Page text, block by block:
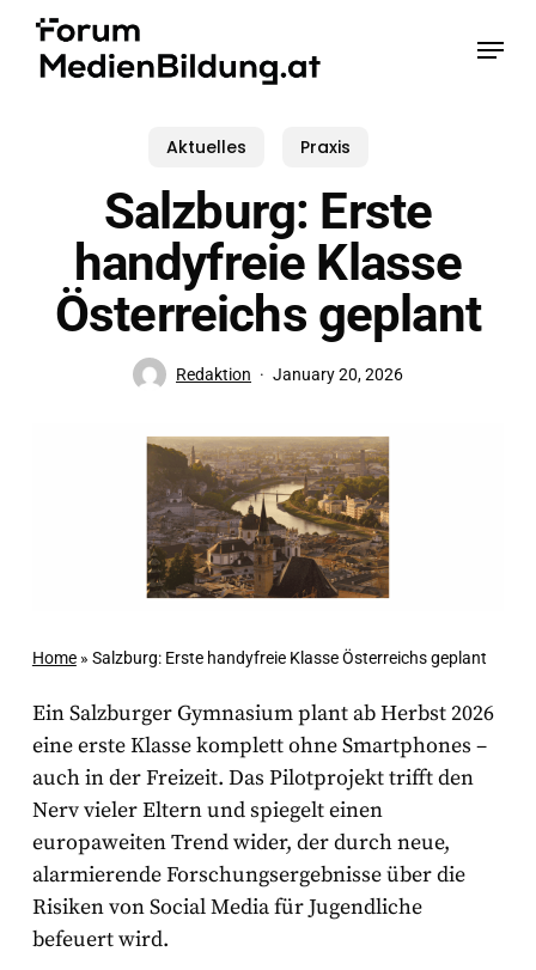
Menu
Aktuelles Praxis
Salzburg: Erste
handyfreie Klasse
Österreichs geplant
Redaktion January 20, 2026
Home» Salzburg: Erste handyfreie Klasse Österreichs geplant
Ein Salzburger Gymnasium plant ab Herbst 2026
eine erste Klasse komplett ohne Smartphones –
auch in der Freizeit. Das Pilotprojekt trifft den
Nerv vieler Eltern und spiegelt einen
europaweiten Trend wider, der durch neue,
alarmierende Forschungsergebnisse über die
Risiken von Social Media für Jugendliche
befeuert wird.